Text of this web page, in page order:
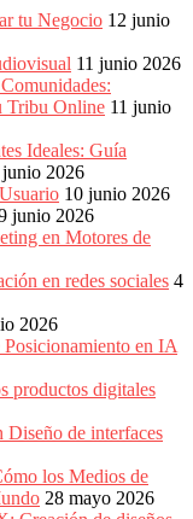
tu Negocio 12 junio
11 junio 2026
Tribu Online 11 junio
Ideales: Guía
junio 2026
10 junio 2026
junio 2026
en Motores de
en redes sociales 4
2026
en IA
productos digitales
Diseño de interfaces
los Medios de
28 mayo 2026